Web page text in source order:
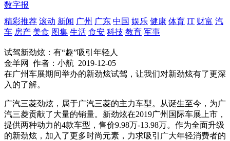
数字报
精彩推荐 滚动 新闻 广州 广东 中国 娱乐 健康 体育 IT 财富 汽
车 房产 美食 图集 生活 食安 科技 教育 军事
试驾新劲炫：有“趣”吸引年轻人
金羊网
作者：小航 2019-12-05
在广州车展期间举办的新劲炫试驾，让我们对新劲炫有了更深
入的了解。
广汽三菱劲炫，属于广汽三菱的主力车型。从诞生至今，为广
汽三菱贡献了大量的销量。新劲炫在2019广州国际车展上市，
提供两种动力的4款车型，售价9.98万-13.98万。作为全面升级
的新劲炫，加入了更多时尚元素，力求吸引广大年轻消费者的